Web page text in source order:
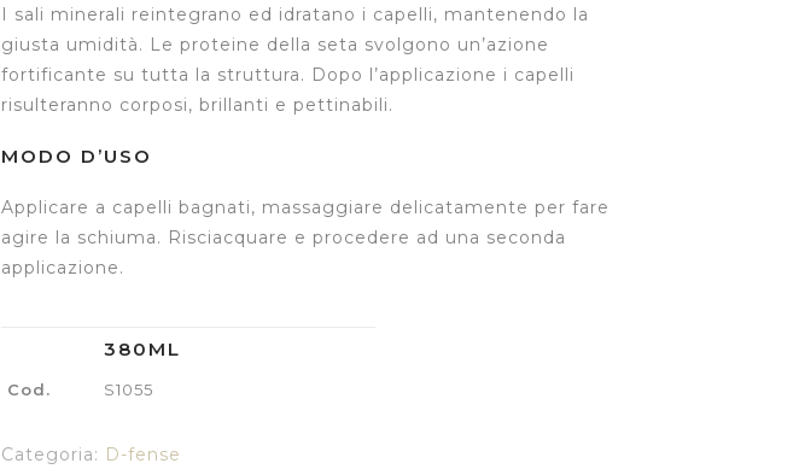
I sali minerali reintegrano ed idratano i capelli, mantenendo la
giusta umidità. Le proteine della seta svolgono un’azione
fortificante su tutta la struttura. Dopo l’applicazione i capelli
risulteranno corposi, brillanti e pettinabili.
MODO D’USO
Applicare a capelli bagnati, massaggiare delicatamente per fare
agire la schiuma. Risciacquare e procedere ad una seconda
applicazione.
380ML
Cod. S1055
Categoria: D-fense